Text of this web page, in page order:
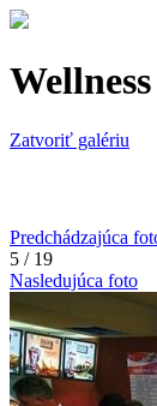
Zatvoriť galériu
Predchádzajúca
5 / 19
Nasledujúca foto